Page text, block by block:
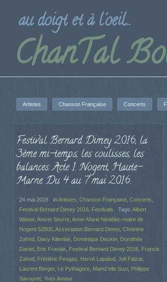
ChanTal
au doigt et à l'oeil...
Artistes Chanson Française Concerts
Festival Bernard Dimey 2016, la
3ème mi-temps, les coulisses, les
balances. Acte 1. Nogent, Haute-
Marne. Du 4 au 7 mai 2016.
24 mai 2016 inArtistes Chanson Française Concerts
Festival Bernard Dimey 2016 Festivals Tags: Albert
Weber, Anicet Seurre Anne-Marie Nédélec-maire de
Nogent 52800 Association Bernard Dimey, Christine
Zahnd Davy Kilembé Dominique Decker, Dorothée
Daniel Eric Frasiak Festival Bernard Dimey 2016 Francis
Zahnd Frédéric Feugas Hervé Lapalud Joli Falzar,
Laurent Berger, Le Pythagore Mamz'elle Suzi Philippe
Savouret Yves Amour